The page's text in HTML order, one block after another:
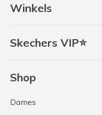
Winkels
Skechers VIP⭐
Shop
Dames